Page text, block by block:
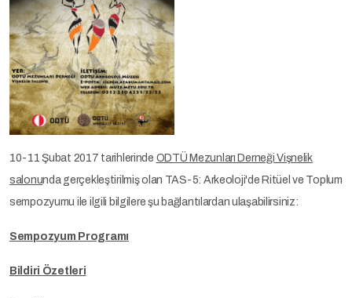
10-11 Şubat 2017 tarihlerinde ODTÜ Mezunları Derneği Vişnelik
salonunda gerçekleştirilmiş olan TAS-5: Arkeoloji'de Ritüel ve Toplum
sempozyumu ile ilgili bilgilere şu bağlantılardan ulaşabilirsiniz:
Sempozyum Programı
Bildiri Özetleri